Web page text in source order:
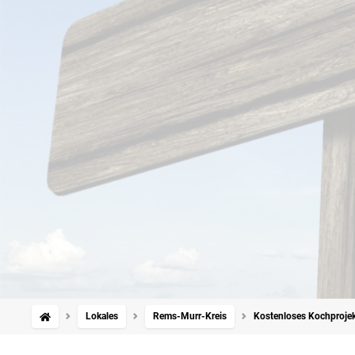
Lokales Rems-Murr-Kreis Kostenloses